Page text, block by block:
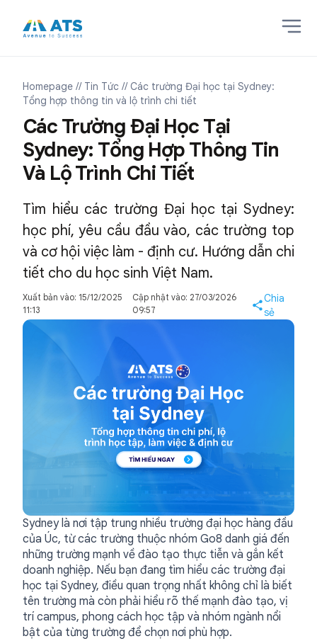
Homepage // Tin Tức // Các trường Đại học tại Sydney:
Tổng hợp thông tin và lộ trình chi tiết
Các Trường Đại Học Tại
Sydney: Tổng Hợp Thông Tin
Và Lộ Trình Chi Tiết
Tìm hiểu các trường Đại học tại Sydney:
học phí, yêu cầu đầu vào, các trường top
và cơ hội việc làm - định cư. Hướng dẫn chi
tiết cho du học sinh Việt Nam.
Xuất bản vào: 15/12/2025
11:13
Cập nhật vào: 27/03/2026
09:57
Chia
sẻ
Sydney là nơi tập trung nhiều trường đại học hàng đầu
của Úc, từ các trường thuộc nhóm Go8 danh giá đến
những trường mạnh về đào tạo thực tiễn và gắn kết
doanh nghiệp. Nếu bạn đang tìm hiểu các trường đại
học tại Sydney, điều quan trọng nhất không chỉ là biết
tên trường mà còn phải hiểu rõ thế mạnh đào tạo, vị
trí campus, phong cách học tập và nhóm ngành nổi
bật của từng trường để chọn nơi phù hợp.